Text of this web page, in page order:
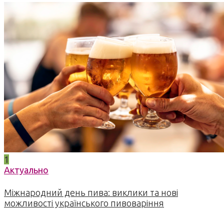
1
Актуально
Міжнародний день пива: виклики та нові
можливості українського пивоваріння